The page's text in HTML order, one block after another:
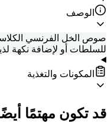
الوصف
صوص الخل الفرنسي
للسلطات أو لإضافة نكهة
المكونات والتغذية
قد تكون مهتمًا